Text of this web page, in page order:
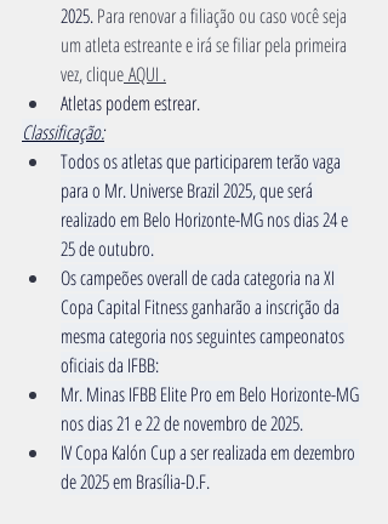
2025. Para renovar a filiação ou caso você seja
um atleta estreante e irá se filiar pela primeira
vez, clique AQUI .
Atletas podem estrear.
Classificação:
Todos os atletas que participarem terão vaga
para o Mr. Universe Brazil 2025, que será
realizado em Belo Horizonte-MG nos dias 24 e
25 de outubro.
Os campeões overall de cada categoria na XI
Copa Capital Fitness ganharão a inscrição da
mesma categoria nos seguintes campeonatos
oficiais da IFBB:
Mr. Minas IFBB Elite Pro em Belo Horizonte-MG
nos dias 21 e 22 de novembro de 2025.
IV Copa Kalón Cup a ser realizada em dezembro
de 2025 em Brasília-D.F.